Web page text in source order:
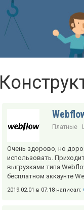
Платные
Очень здорово, но
использовать.
выгрузками типа
бесплатном аккаунте
2019.02.01 в 07:18 написал: